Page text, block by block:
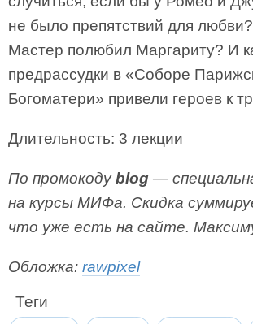
не было препятствий для
Мастер полюбил Маргариту? И
предрассудки в «Соборе
Богоматери» привели героев к
Длительность: 3 лекции
По промокодуblog —
на курсы МИФа. Скидка
что уже есть на сайте.
Обложка: rawpixel
Теги